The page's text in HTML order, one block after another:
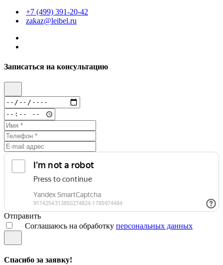
+7 (499) 391-20-42
zakaz@leibel.ru
Записаться на консультацию
Отправить
Соглашаюсь на обработку персональных данных
Спасибо за заявку!